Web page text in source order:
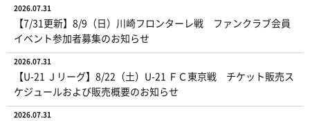
2026.07.31
【7/31更新】8/9（日）川崎フロンターレ戦 ファンクラブ会員
イベント参加者募集のお知らせ
2026.07.31
【U-21 Ｊリーグ】8/22（土）U-21 ＦＣ東京戦 チケット販売ス
ケジュールおよび販売概要のお知らせ
2026.07.31